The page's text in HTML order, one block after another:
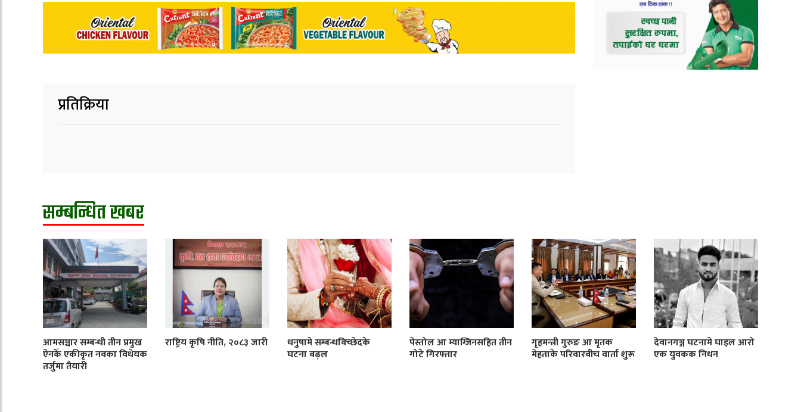
प्रतिक्रिया
सम्बन्धित खबर
आमसञ्चार सम्बन्धी तीन प्रमुख
ऐनकेँ एकीकृत नवका विधेयक
तर्जुमा तैयारी
राष्ट्रिय कृषि नीति, २०८३ जारी धनुषामे सम्बन्धविच्छेदके
घटना बढ़ल
पेस्तोल आ म्याग्जिनसहित तीन
गोटे गिरफ्तार
गृहमन्त्री गुरुङ आ मृतक
मेहताके परिवारबीच वार्ता शुरू
देवानगञ्ज घटनामे घाइल आरो
एक युवकक निधन